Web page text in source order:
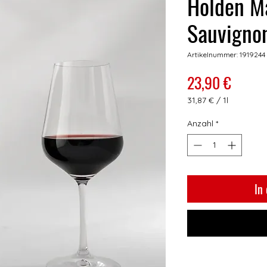
Artikelnummer: 1919244
23,90 €Preis
31,87 € / 1l
pro
1
Liter
Anzahl *
In